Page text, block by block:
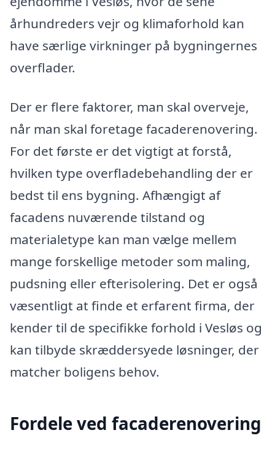
århundreders vejr og klimaforhold kan
have særlige virkninger på bygningernes
overflader.
Der er flere faktorer, man skal overveje,
når man skal foretage facaderenovering.
For det første er det vigtigt at forstå,
hvilken type overfladebehandling der er
bedst til ens bygning. Afhængigt af
facadens nuværende tilstand og
materialetype kan man vælge mellem
mange forskellige metoder som maling,
pudsning eller efterisolering. Det er også
væsentligt at finde et erfarent firma, der
kender til de specifikke forhold i Vesløs og
kan tilbyde skræddersyede løsninger, der
matcher boligens behov.
Fordele ved facaderenovering